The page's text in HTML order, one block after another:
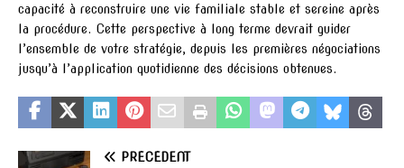
capacité à reconstruire une vie familiale stable et sereine après
la procédure. Cette perspective à long terme devrait guider
l’ensemble de votre stratégie, depuis les premières négociations
jusqu’à l’application quotidienne des décisions obtenues.
PRÉCÉDENT